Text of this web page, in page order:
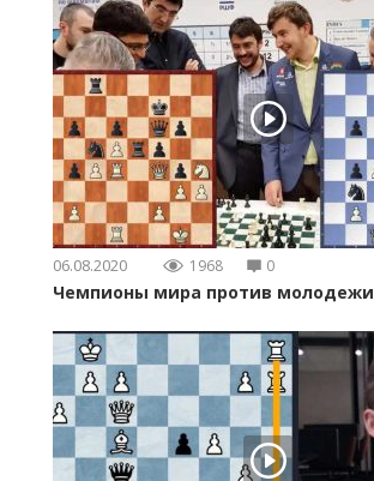
06.08.2020 1968 0
Чемпионы мира против молодежи